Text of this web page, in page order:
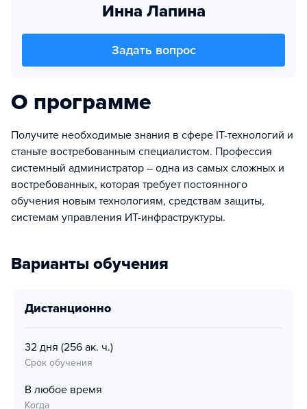
Инна Лапина
Задать вопрос
О программе
Получите необходимые знания в сфере IT-технологий и
станьте востребованным специалистом. Профессия
системный администратор – одна из самых сложных и
востребованных, которая требует постоянного
обучения новым технологиям, средствам защиты,
системам управления ИТ-инфраструктуры.
Варианты обучения
дистанционно
32 дня (256 ак. ч.)
Срок обучения
В любое время
Когда